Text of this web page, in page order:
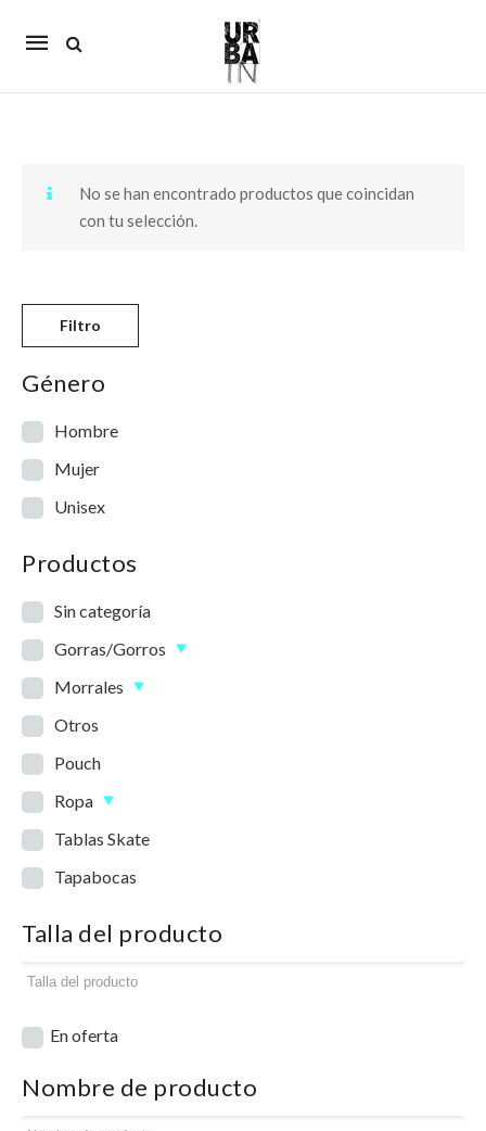
Mobile
No se han encontrado productos que coincidan
con tu selección.
Filtro
Género
Hombre
Mujer
Unisex
Productos
Sin categoría
Gorras/Gorros
Morrales
Otros
Pouch
Ropa
Tablas Skate
Tapabocas
Talla del producto
En oferta
Nombre de producto